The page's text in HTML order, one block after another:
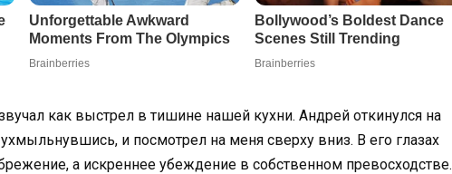
как выстрел в тишине нашей кухни. Андрей откинулся на
и посмотрел на меня сверху вниз. В его глазах
а искреннее убеждение в собственном превосходстве.